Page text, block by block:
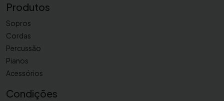
Produtos
Sopros
Cordas
Percussão
Pianos
Acessórios
Condições